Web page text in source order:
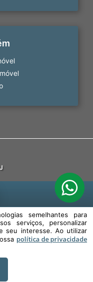
AGIL.NET
para melhorar a
publicidade e
semelhantes para
serviços, personalizar
seu interesse. Ao utilizar
política de privacidade